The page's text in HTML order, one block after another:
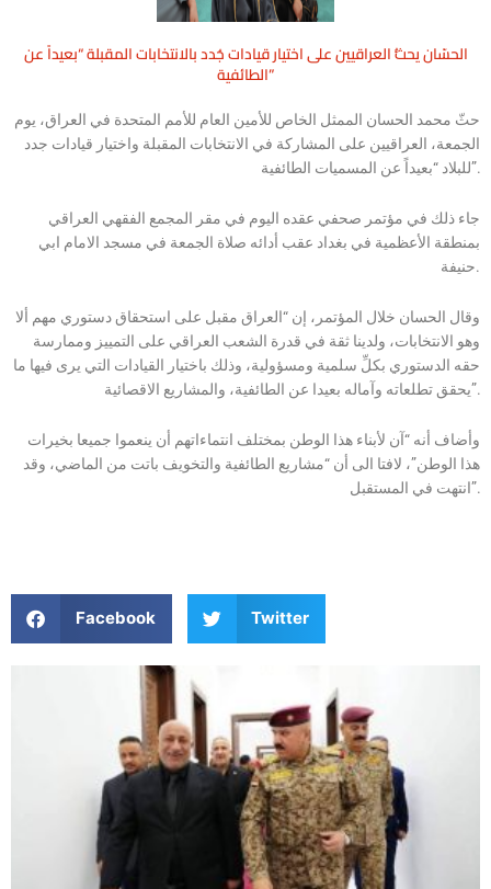
الحسّان يحثُّ العراقيين على اختيار قيادات جُدد بالانتخابات المقبلة “بعيداً عن
الطائفية”
حثّ محمد الحسان الممثل الخاص للأمين العام للأمم المتحدة في العراق، يوم
الجمعة، العراقيين على المشاركة في الانتخابات المقبلة واختيار قيادات جدد
للبلاد “بعيداً عن المسميات الطائفية”.
جاء ذلك في مؤتمر صحفي عقده اليوم في مقر المجمع الفقهي العراقي
بمنطقة الأعظمية في بغداد عقب أدائه صلاة الجمعة في مسجد الامام ابي
حنيفة.
وقال الحسان خلال المؤتمر، إن “العراق مقبل على استحقاق دستوري مهم ألا
وهو الانتخابات، ولدينا ثقة في قدرة الشعب العراقي على التمييز وممارسة
حقه الدستوري بكلِّ سلمية ومسؤولية، وذلك باختيار القيادات التي يرى فيها ما
يحقق تطلعاته وآماله بعيدا عن الطائفية، والمشاريع الاقصائية”.
وأضاف أنه “آن لأبناء هذا الوطن بمختلف انتماءاتهم أن ينعموا جميعا بخيرات
هذا الوطن”، لافتا الى أن “مشاريع الطائفية والتخويف باتت من الماضي، وقد
انتهت في المستقبل”.
Facebook Twitter